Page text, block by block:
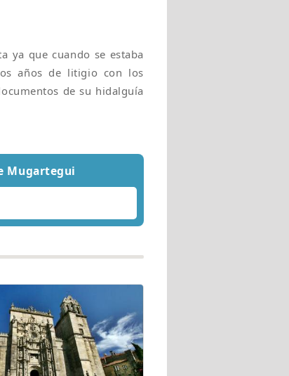
ya que cuando se estaba
años de litigio con los
de su hidalguía
Mugartegui